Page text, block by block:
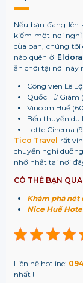
Nếu bạn đang
kiếm một nơi nghỉ
của bạn, chúng
nào quên ở
ăn chơi tại nơi này
Công viên Lê
Quốc Tử Giám
Vincom Huế
Bến thuyền du
Lotte Cinema
Tico Travel rất
chuyến nghỉ
nhớ nhất tại nơi
CÓ THỂ BẠN
Khám phá nét
Nice Huế
Liên hệ hotline:
nhất !